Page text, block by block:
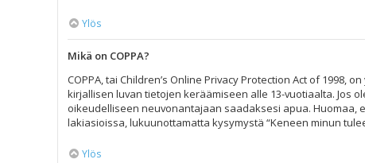
Ylös
Mikä on COPPA?
COPPA, tai Children’s Online Privacy Protection Act of
kirjallisen luvan tietojen keräämiseen alle 13-vuotiaalta. Jos
oikeudelliseen neuvonantajaan saadaksesi apua. Huomaa,
lakiasioissa, lukuunottamatta kysymystä “Keneen minun
Ylös